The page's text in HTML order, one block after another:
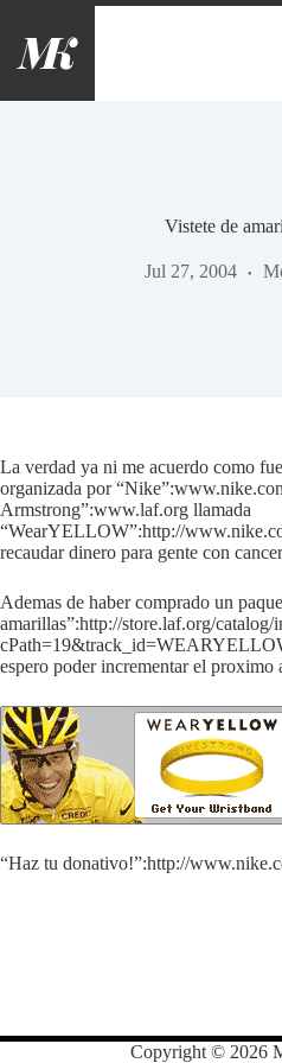
contenido
Vistete de
Jul 27, 2004
La verdad ya ni me acuerdo como
organizada por
Armstrong”:www.laf.org llamada
“WearYELLOW”:http://
recaudar dinero para gente con
Ademas de haber comprado un
amarillas”:http://store.laf.org/catalog/
espero poder incrementar el proximo
“Haz tu donativo!”:http://
Copyright © 2026